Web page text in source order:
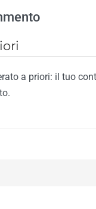
commenti
commenti
commenti
commenti
commenti
anche di una
a priori: il tuo